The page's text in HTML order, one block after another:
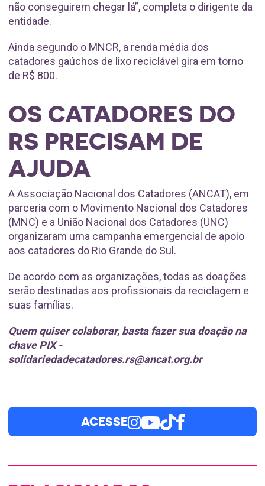
não conseguirem chegar lá”, completa o dirigente da
entidade.
Ainda segundo o MNCR, a renda média dos
catadores gaúchos de lixo reciclável gira em torno
de R$ 800.
OS CATADORES DO
RS PRECISAM DE
AJUDA
A Associação Nacional dos Catadores (ANCAT), em
parceria com o Movimento Nacional dos Catadores
(MNC) e a União Nacional dos Catadores (UNC)
organizaram uma campanha emergencial de apoio
aos catadores do Rio Grande do Sul.
De acordo com as organizações, todas as doações
serão destinadas aos profissionais da reciclagem e
suas famílias.
Quem quiser colaborar, basta fazer sua doação na
chave PIX -
solidariedadecatadores.rs@ancat.org.br
ACESSE